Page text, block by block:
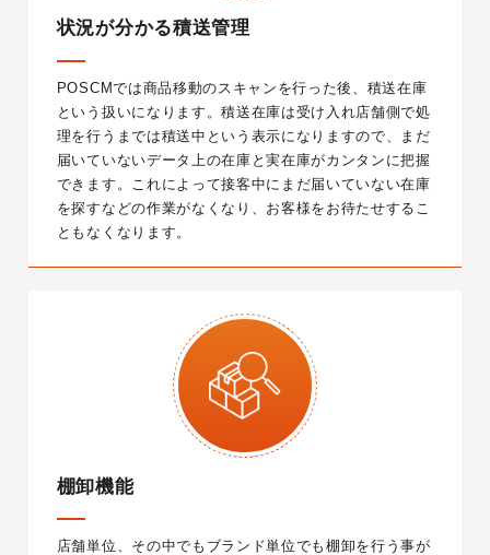
状況が分かる積送管理
POSCMでは商品移動のスキャンを行った後、積送在庫
という扱いになります。積送在庫は受け入れ店舗側で処
理を行うまでは積送中という表示になりますので、まだ
届いていないデータ上の在庫と実在庫がカンタンに把握
できます。これによって接客中にまだ届いていない在庫
を探すなどの作業がなくなり、お客様をお待たせするこ
ともなくなります。
棚卸機能
店舗単位、その中でもブランド単位でも棚卸を行う事が